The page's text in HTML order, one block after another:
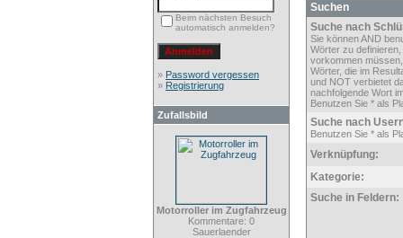
Beim nächsten Besuch
automatisch anmelden?
» Password vergessen
» Registrierung
Zufallsbild
Motorroller im Zugfahrzeug
Kommentare: 0
Sauerlaender
Suchen
Suche nach
Sie können AND
Wörter zu definieren,
vorkommen
Wörter, die im
und NOT verbietet
nachfolgende Wort
Benutzen Sie * als
Suche nach
Benutzen Sie * als
Verknüpfung:
Kategorie:
Suche in Feldern: